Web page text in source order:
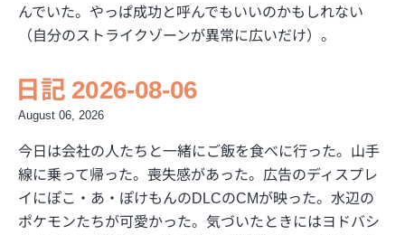
んでいた。やっぱ成功と呼んでもいいのかもしれない
（自分のストライクゾーンが異常に広いだけ）。
日記 2026-08-06
August 06, 2026
今日は会社の人たちと一緒にご飯を食べに行った。山手
線に乗って帰った。喪失感があった。広告のディスプレ
イにぽこ・あ・ぽけもんのDLCのCMが映った。水辺の
ポケモンたちが可愛かった。気づいたときにはヨドバシ